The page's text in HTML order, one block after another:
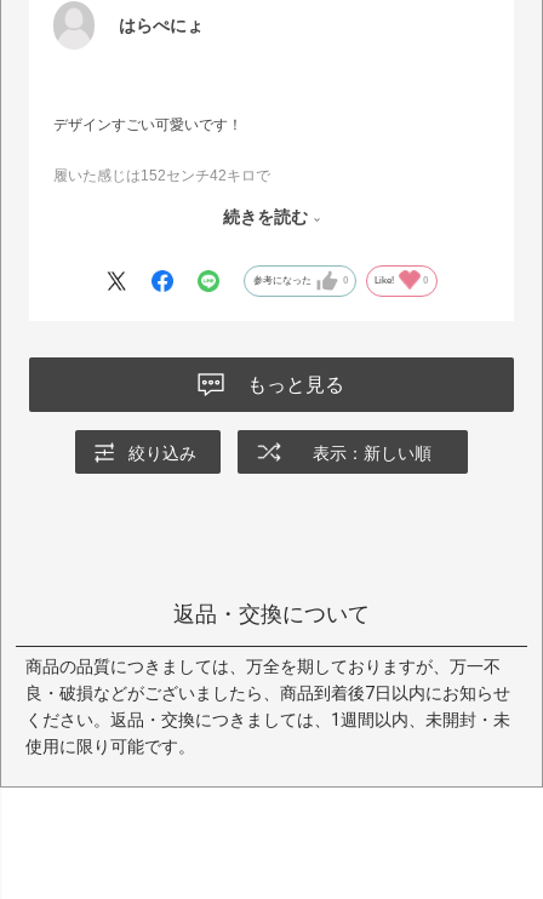
はらぺにょ
デザインすごい可愛いです！
履いた感じは152センチ42キロで
ズリ落ちては来ませんが！！クッションは薄めのスポンジという感
続きを読む
参考になった 0 Like! 0
もっと見る
絞り込み 表示：新しい順
返品・交換について
商品の品質につきましては、万全を期しておりますが、万一不
良・破損などがございましたら、商品到着後7日以内にお知らせ
ください。返品・交換につきましては、1週間以内、未開封・未
使用に限り可能です。